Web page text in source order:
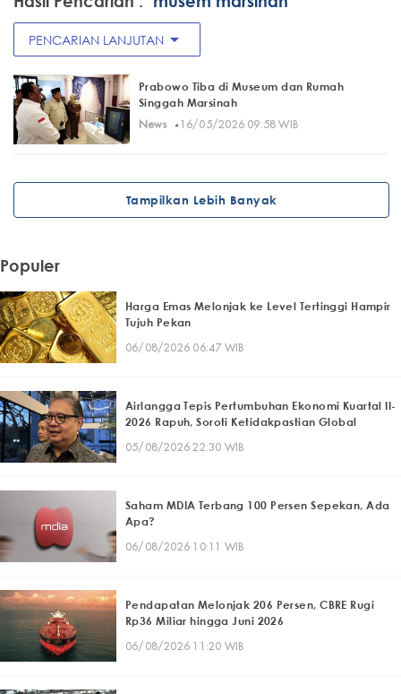
PENCARIAN LANJUTAN arrow_drop_down
Prabowo Tiba di Museum dan Rumah
Singgah Marsinah
News· 16/05/2026 09:58 WIB
Tampilkan Lebih Banyak
Populer
Harga Emas Melonjak ke Level Tertinggi Hampir
Tujuh Pekan
06/08/2026 06:47 WIB
Airlangga Tepis Pertumbuhan Ekonomi Kuartal II-
2026 Rapuh, Soroti Ketidakpastian Global
05/08/2026 22:30 WIB
Saham MDIA Terbang 100 Persen Sepekan, Ada
Apa?
06/08/2026 10:11 WIB
Pendapatan Melonjak 206 Persen, CBRE Rugi
Rp36 Miliar hingga Juni 2026
06/08/2026 11:20 WIB